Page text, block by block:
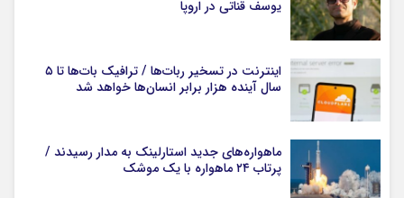
یوسف قناتی در اروپا
اینترنت در تسخیر ربات‌ها / ترافیک بات‌ها تا ۵
سال آینده هزار برابر انسان‌ها خواهد شد
ماهواره‌های جدید استارلینک به مدار رسیدند /
پرتاب ۲۴ ماهواره با یک موشک